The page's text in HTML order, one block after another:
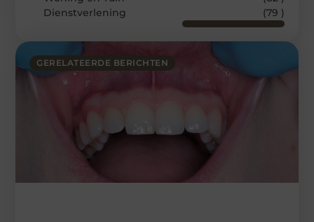
GERELATEERDE BERICHTEN
Dienstverlening
(79 )